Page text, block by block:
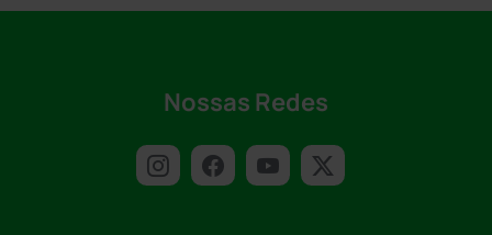
Nossas Redes